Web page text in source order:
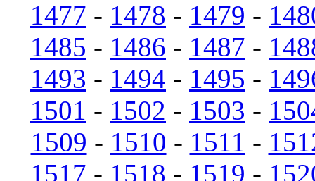
1477 - 1478 - 1479 -
1485 - 1486 - 1487 -
1493 - 1494 - 1495 -
1501 - 1502 - 1503 -
1509 - 1510 - 1511 -
1517 - 1518 - 1519 -